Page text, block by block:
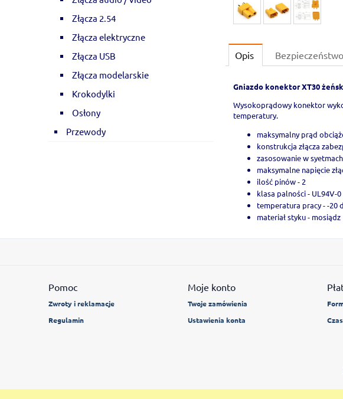
Złącza 2.54
Złącza elektryczne
Złącza USB
Złącza modelarskie
Krokodylki
Osłony
Przewody
Opis Bezpieczeństwo
Gniazdo konektor XT30
Wysokoprądowy konektor
temperatury.
maksymalny prąd
konstrukcja złącza
zasosowanie w
maksymalne napięcie
ilość pinów - 2
klasa palności - UL94V-0
temperatura pracy - -20
materiał styku - mosiądz
Pomoc
Zwroty i reklamacje
Regulamin
Moje konto
Twoje zamówienia
Ustawienia konta